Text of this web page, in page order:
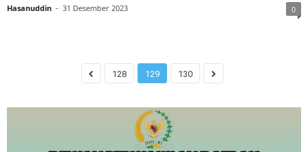
Hasanuddin - 31 Desember 2023 0
128 129 130